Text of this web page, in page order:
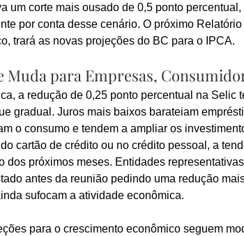
um corte mais ousado de 0,5 ponto
por conta desse cenário. O próximo
trará as novas projeções do BC para o IPCA.
Muda para Empresas,
a redução de 0,25 ponto percentual na Selic
gradual. Juros mais baixos barateiam
o consumo e tendem a ampliar os
cartão de crédito ou no crédito pessoal, a
dos próximos meses. Entidades
antes da reunião pedindo uma redução
sufocam a atividade econômica.
para o crescimento econômico seguem